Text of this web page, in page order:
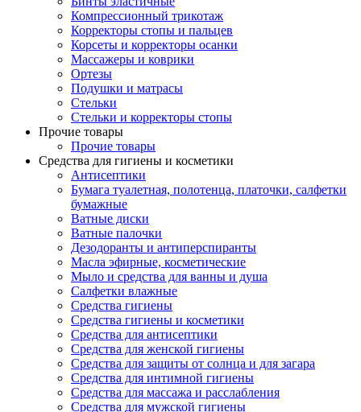
Компрессионный трикотаж
Корректоры стопы и пальцев
Корсеты и корректоры осанки
Массажеры и коврики
Ортезы
Подушки и матрасы
Стельки
Стельки и корректоры стопы
Прочие товары
Прочие товары
Средства для гигиены и косметики
Антисептики
Бумага туалетная, полотенца, платочки, салфетки
бумажные
Ватные диски
Ватные палочки
Дезодоранты и антиперспиранты
Масла эфирные, косметические
Мыло и средства для ванны и душа
Салфетки влажные
Средства гигиены
Средства гигиены и косметики
Средства для антисептики
Средства для женской гигиены
Средства для защиты от солнца и для загара
Средства для интимной гигиены
Средства для массажа и расслабления
Средства для мужской гигиены